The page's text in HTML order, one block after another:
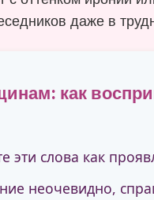
даже в
как
эти слова как
неочевидно,